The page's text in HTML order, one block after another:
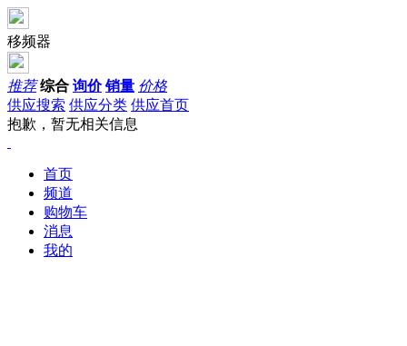
移频器
推荐 综合 询价 销量 价格
供应搜索 供应分类 供应首页
抱歉，暂无相关信息
首页
频道
购物车
消息
我的